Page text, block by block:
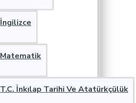
İngilizce
Matematik
T.C. İnkılap Tarihi Ve Atatürkçülük